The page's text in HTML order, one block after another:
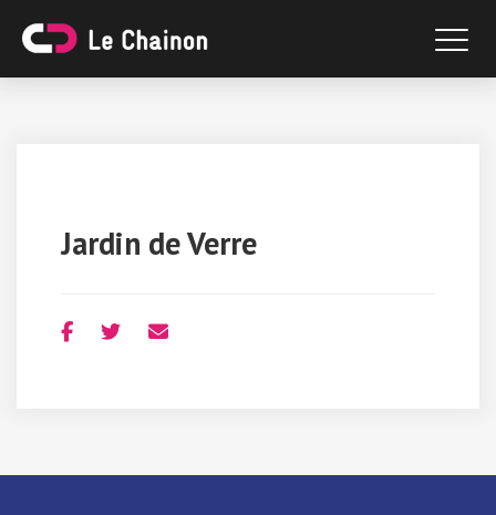
Jardin de Verre